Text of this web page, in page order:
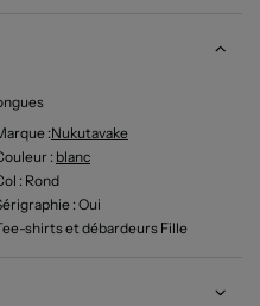
:Nukutavake
: blanc
: Rond
: Oui
shirts et débardeurs Fille